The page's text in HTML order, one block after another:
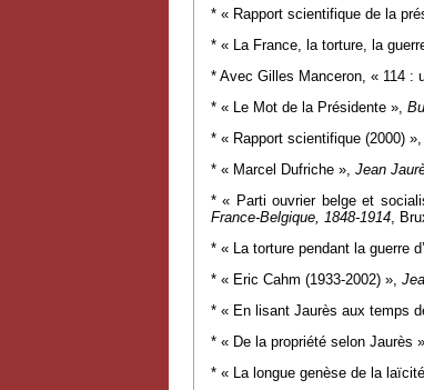
* « Rapport scientifique de la
* « La France, la torture, la
* Avec Gilles Manceron, « 114 :
* « Le Mot de la Présidente »,
* « Rapport scientifique (2000) »,
* « Marcel Dufriche », Jean
* « Parti ouvrier belge et
France-Belgique, 1848-1914,
* « La torture pendant la guerre
* « Eric Cahm (1933-2002) »,
* « En lisant Jaurès aux temps
* « De la propriété selon Jaurès
* « La longue genèse de la